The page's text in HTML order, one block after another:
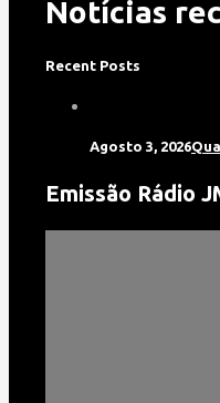
Notícias
Recent Posts
Agosto 3, 2026
Emissão Rádio